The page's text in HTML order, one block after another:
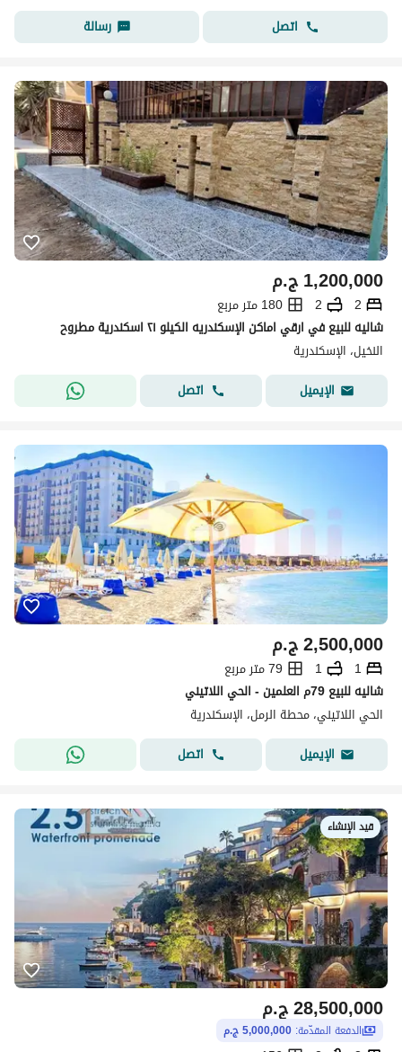
اتصل
رسالة
ج.م1,200,000
2
2
180 متر مربع
شاليه للبيع في ارقي اماكن الإسكندريه الكيلو ٢١ اسكندرية مطروح
النخيل، الإسكندرية
الإيميل
اتصل
ج.م2,500,000
1
1
79 متر مربع
شاليه للبيع 79م العلمين - الحي اللاتيني
الحي اللاتيني، محطة الرمل، الإسكندرية
الإيميل
اتصل
قيد الإنشاء
ج.م28,500,000
الدفعة المقدّمة: 5,000,000 ج.م